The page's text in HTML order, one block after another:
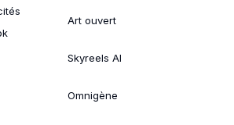
Art ouvert
Skyreels AI
Omnigène